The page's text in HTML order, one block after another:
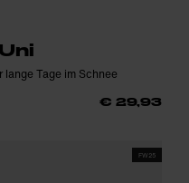
Tage im Schnee
€ 29,93
FW25